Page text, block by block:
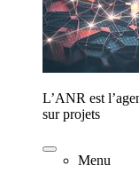
L’ANR est
sur projets
Menu